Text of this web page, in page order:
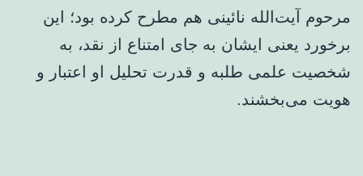
مرحوم آیت‌الله نائینی هم مطرح کرده بود؛ این
برخورد یعنی ایشان به جای امتناع از نقد، به
شخصیت علمی طلبه و قدرت تحلیل او اعتبار و
هویت می‌بخشند.